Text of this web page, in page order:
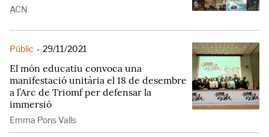
ACN
Públic - 29/11/2021
El món educatiu convoca una
manifestació unitària el 18 de desembre
a l’Arc de Triomf per defensar la
immersió
Emma Pons Valls